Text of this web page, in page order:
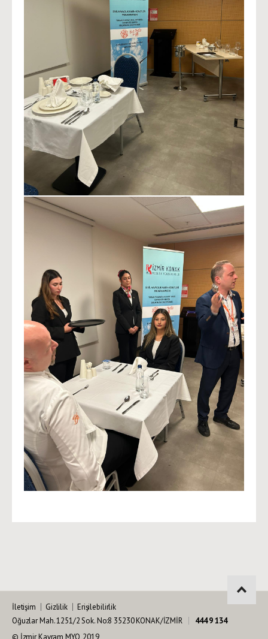
İletişim Gizlilik
Erişilebilirlik
Oğuzlar Mah. 1251/2 Sok. No:8 35230 KONAK/İZMİR
444 9 134
© İzmir Kavram MYO, 2019